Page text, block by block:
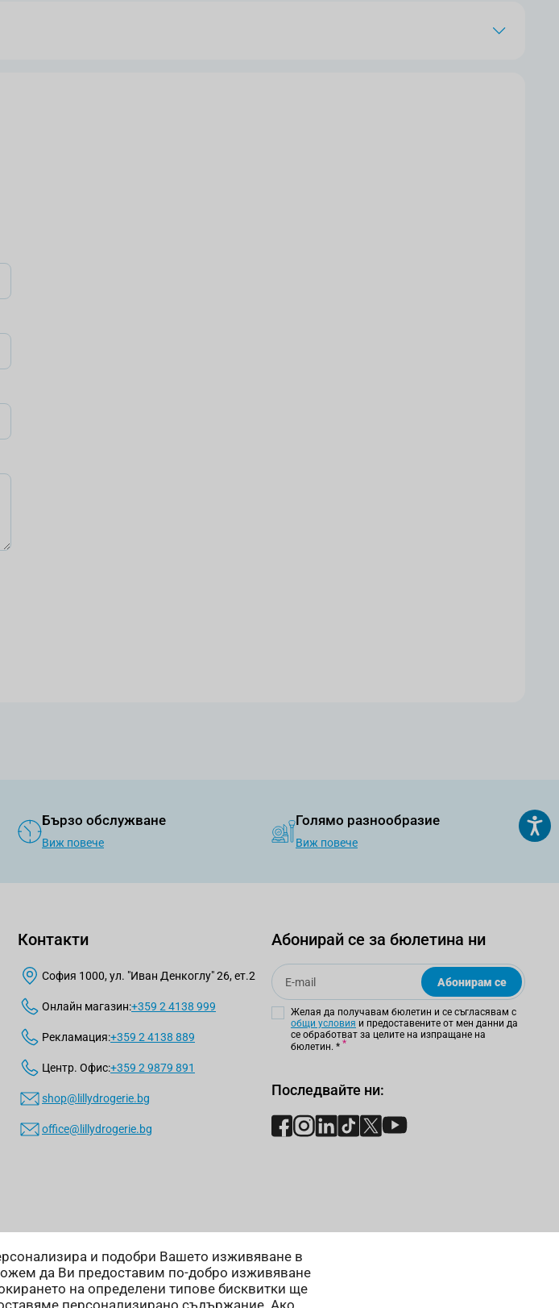
и подобри Вашето изживяване в
да Ви предоставим по-добро изживяване
на определени типове бисквитки ще
персонализирано съдържание. Ако
Бързо обслужване
Виж повече
Голямо разнообразие
Виж повече
Контакти
София 1000, ул. "Иван Денкоглу" 26, ет.2
Онлайн магазин:+359 2 4138 999
Рекламация:+359 2 4138 889
Центр. Офис:+359 2 9879 891
shop@lillydrogerie.bg
office@lillydrogerie.bg
Абонирай се за бюлетина ни
Email
Абонирам се
Желая да получавам бюлетин и се съгласявам с
общи условия и предоставените от мен данни да
се обработват за целите на изпращане на
бюлетин. *
Последвайте ни: